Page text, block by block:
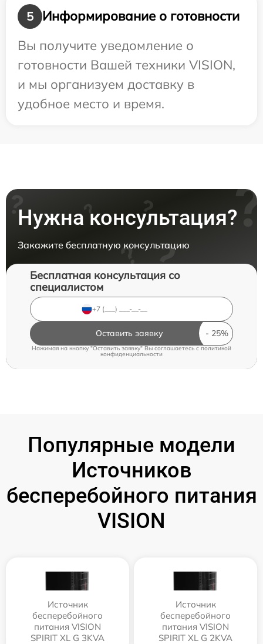
5
Информирование о готовности
Вы получите уведомление о
готовности Вашей техники VISION,
и мы организуем доставку в
удобное место и время.
Нужна консультация?
Закажите бесплатную консультацию
Бесплатная консультация со
специалистом
Оставить заявку
Нажимая на кнопку "Оставить заявку" Вы соглашаетесь cполитикой
конфиденциальности
Популярные модели
Источников
бесперебойного питания
VISION
Источник
бесперебойного
питания VISION
SPIRIT XL G 3KVA
Источник
бесперебойного
питания VISION
SPIRIT XL G 2KVA